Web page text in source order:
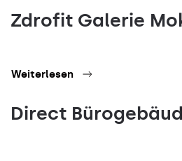
Zdrofit Galerie
Weiterlesen
Direct